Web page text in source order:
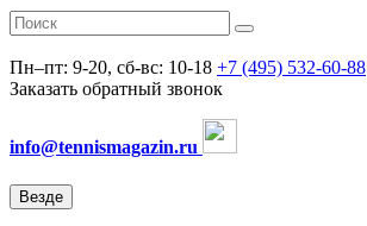
Пн–пт: 9-20, сб-вс: 10-18 +7 (495) 532-60-88
Заказать обратный звонок
info@tennismagazin.ru
Везде